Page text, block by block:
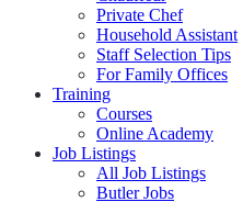
Private Chef
Household Assistant
Staff Selection Tips
For Family Offices
Training
Courses
Online Academy
Job Listings
All Job Listings
Butler Jobs